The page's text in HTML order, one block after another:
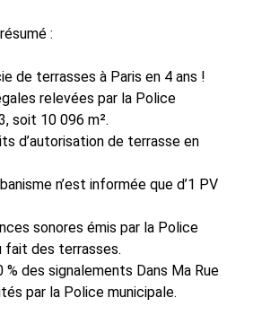
:
de terrasses à Paris en 4 ans !
relevées par la Police
soit 10 096 m².
d’autorisation de terrasse en
n’est informée que d’1 PV
sonores émis par la Police
fait des terrasses.
des signalements Dans Ma Rue
par la Police municipale.